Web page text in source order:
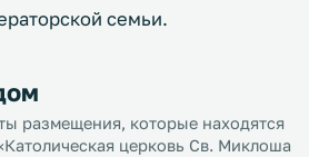
семьи.
размещения, которые находятся
церковь Св. Миклоша